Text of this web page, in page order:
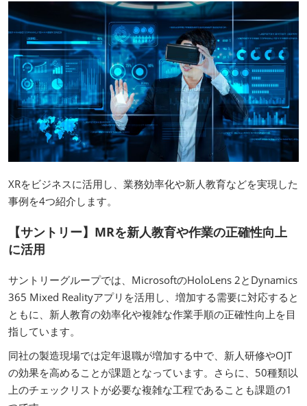
XRをビジネスに活用し、業務効率化や新人教育などを実現した
事例を4つ紹介します。
【サントリー】MRを新人教育や作業の正確性向上
に活用
サントリーグループでは、MicrosoftのHoloLens 2とDynamics
365 Mixed Realityアプリを活用し、増加する需要に対応すると
ともに、新人教育の効率化や複雑な作業手順の正確性向上を目
指しています。
同社の製造現場では定年退職が増加する中で、新人研修やOJT
の効果を高めることが課題となっています。さらに、50種類以
上のチェックリストが必要な複雑な工程であることも課題の1